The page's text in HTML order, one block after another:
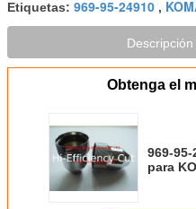
Etiquetas: 969-95-24910 ,
Obtenga el
969-
para